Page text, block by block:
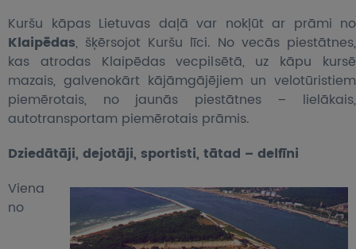
Kuršu kāpas Lietuvas daļā var nokļūt ar prāmi no
Klaipēdas, šķērsojot Kuršu līci. No vecās piestātnes,
kas atrodas Klaipēdas vecpilsētā, uz kāpu kursē
mazais, galvenokārt kājāmgājējiem un velotūristiem
piemērotais, no jaunās piestātnes – lielākais,
autotransportam piemērotais prāmis.
Dziedātāji, dejotāji, sportisti, tātad – delfīni
Viena
no